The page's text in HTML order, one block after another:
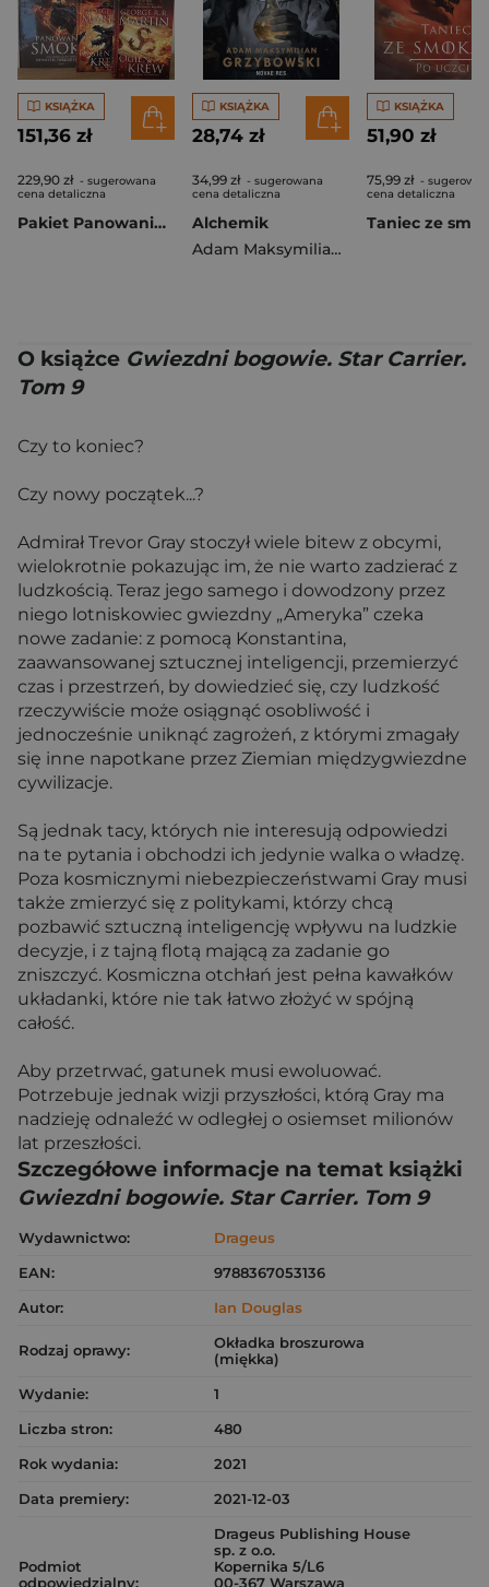
KSIĄŻKA
151,36 zł
229,90 zł - sugerowana
cena detaliczna
Pakiet Panowanie smoka / Ogień i krew. Tom 1-2
KSIĄŻKA
28,74 zł
34,99 zł - sugerowana
cena detaliczna
Alchemik
Adam Maksymilian Grzybowski
KSIĄŻKA
51,90 zł
75,99 zł -
cena detaliczna
O książce Gwiezdni bogowie. Star Carrier.
Tom 9
Czy to koniec?
Czy nowy początek...?
Admirał Trevor Gray stoczył wiele bitew z obcymi,
wielokrotnie pokazując im, że nie warto zadzierać z
ludzkością. Teraz jego samego i dowodzony przez
niego lotniskowiec gwiezdny „Ameryka” czeka
nowe zadanie: z pomocą Konstantina,
zaawansowanej sztucznej inteligencji, przemierzyć
czas i przestrzeń, by dowiedzieć się, czy ludzkość
rzeczywiście może osiągnąć osobliwość i
jednocześnie uniknąć zagrożeń, z którymi zmagały
się inne napotkane przez Ziemian międzygwiezdne
cywilizacje.
Są jednak tacy, których nie interesują odpowiedzi
na te pytania i obchodzi ich jedynie walka o władzę.
Poza kosmicznymi niebezpieczeństwami Gray musi
także zmierzyć się z politykami, którzy chcą
pozbawić sztuczną inteligencję wpływu na ludzkie
decyzje, i z tajną flotą mającą za zadanie go
zniszczyć. Kosmiczna otchłań jest pełna kawałków
układanki, które nie tak łatwo złożyć w spójną
całość.
Aby przetrwać, gatunek musi ewoluować.
Potrzebuje jednak wizji przyszłości, którą Gray ma
nadzieję odnaleźć w odległej o osiemset milionów
lat przeszłości.
Szczegółowe informacje na temat książki
Gwiezdni bogowie. Star Carrier. Tom 9
Wydawnictwo:
Drageus
EAN:
9788367053136
Autor:
Ian Douglas
Rodzaj oprawy:
Okładka broszurowa
(miękka)
Wydanie:
1
Liczba stron:
480
Rok wydania:
2021
Data premiery:
2021-12-03
Podmiot
odpowiedzialny:
Drageus Publishing House
sp. z o.o.
Kopernika 5/L6
00-367 Warszawa